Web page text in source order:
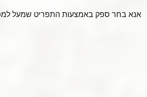
אנא בחר ספק באמצעות התפריט שמעל